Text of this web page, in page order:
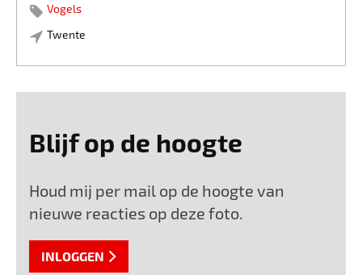
Vogels
Twente
Blijf op de hoogte
Houd mij per mail op de hoogte van
nieuwe reacties op deze foto.
INLOGGEN